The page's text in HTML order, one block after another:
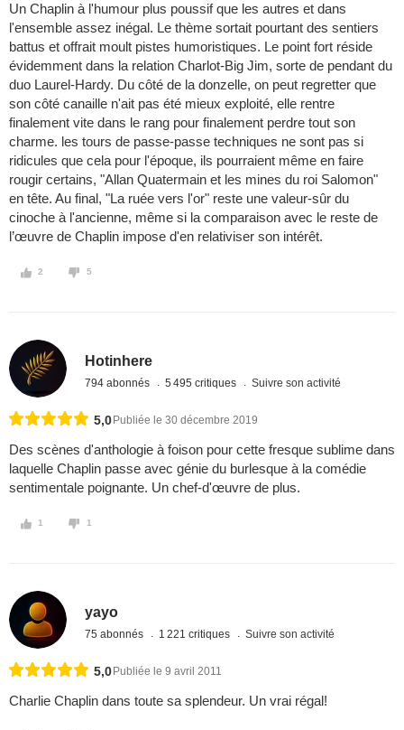
Un Chaplin à l'humour plus poussif que les autres et dans
l'ensemble assez inégal. Le thème sortait pourtant des sentiers
battus et offrait moult pistes humoristiques. Le point fort réside
évidemment dans la relation Charlot-Big Jim, sorte de pendant du
duo Laurel-Hardy. Du côté de la donzelle, on peut regretter que
son côté canaille n'ait pas été mieux exploité, elle rentre
finalement vite dans le rang pour finalement perdre tout son
charme. les tours de passe-passe techniques ne sont pas si
ridicules que cela pour l'époque, ils pourraient même en faire
rougir certains, "Allan Quatermain et les mines du roi Salomon"
en tête. Au final, "La ruée vers l'or" reste une valeur-sûr du
cinoche à l'ancienne, même si la comparaison avec le reste de
l’œuvre de Chaplin impose d'en relativiser son intérêt.
2 5
Hotinhere
794 abonnés 5 495 critiques Suivre son activité
5,0 Publiée le 30 décembre 2019
Des scènes d'anthologie à foison pour cette fresque sublime dans
laquelle Chaplin passe avec génie du burlesque à la comédie
sentimentale poignante. Un chef-d'œuvre de plus.
1 1
yayo
75 abonnés 1 221 critiques Suivre son activité
5,0 Publiée le 9 avril 2011
Charlie Chaplin dans toute sa splendeur. Un vrai régal!